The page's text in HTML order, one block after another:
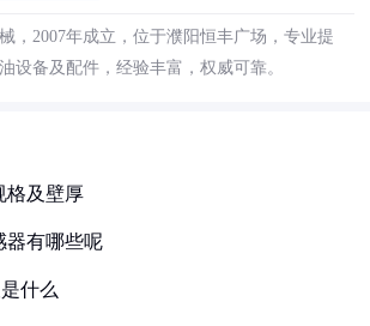
，2007年成立，位于濮阳恒丰广场，专业提
设备及配件，经验丰富，权威可靠。
格及壁厚
器有哪些呢
什么